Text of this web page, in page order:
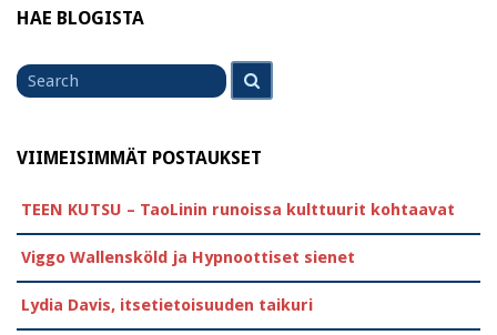
HAE BLOGISTA
Search
for
VIIMEISIMMÄT POSTAUKSET
TEEN KUTSU – TaoLinin runoissa kulttuurit kohtaavat
Viggo Wallensköld ja Hypnoottiset sienet
Lydia Davis, itsetietoisuuden taikuri